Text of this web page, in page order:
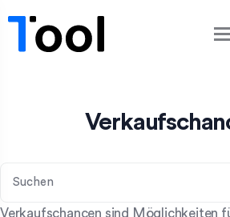
Verkaufschancen sind Möglichkeiten